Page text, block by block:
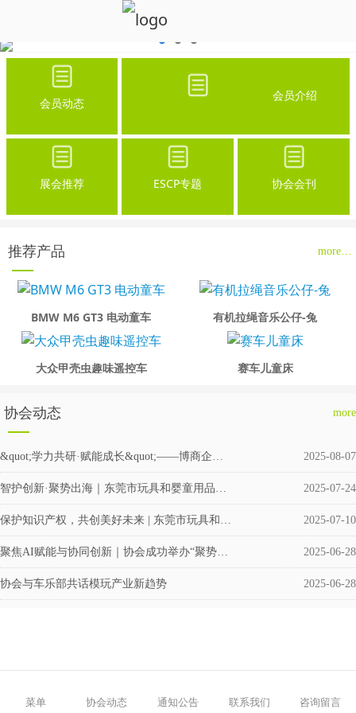
会员动态
会员介绍
展会推荐 ESCP专题 协会会刊
推荐产品 more…
BMW M6 GT3 电动童车 有机拉绳音乐公仔-兔
大众甲壳虫趣味遥控车 赛车儿童床
协会动态 more
&quot;学力共研·赋能成长&quot;——博商企业交流会圆满举行 2025-08-07
智护创新·聚势出海｜东莞市玩具和婴童用品企业涉外知识产权交流会成功举办 2025-07-24
保护知识产权，共创美好未来 | 东莞市玩具和婴童用品协会积极筹备成立维权援助工作站 2025-07-10
聚焦AI赋能与协同创新｜协会成功举办“聚势·共赢”企业交流活动 2025-06-28
协会与车乐部共话模玩产业新趋势 2025-06-28
菜单 协会动态 通知公告 联系我们 咨询留言